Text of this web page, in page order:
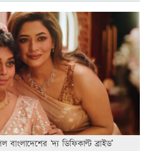
‘দ্য ডিফিকাল্ট ব্রাইড’